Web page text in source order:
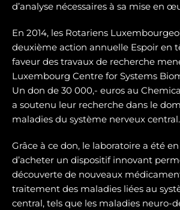
d’analyse nécessaires à sa mise en
En 2014, les Rotariens
deuxième action annuelle Espoir en
faveur des travaux de recherche
Luxembourg Centre for Systems
Un don de 30 000,- euros au
a soutenu leur recherche dans le
maladies du système nerveux central.
Grâce à ce don, le laboratoire a été
d’acheter un dispositif innovant
découverte de nouveaux
traitement des maladies liées au
central, tels que les maladies neuro-